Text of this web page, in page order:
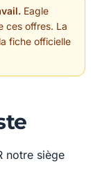
Eagle
ces offres. La
fiche officielle
notre siège